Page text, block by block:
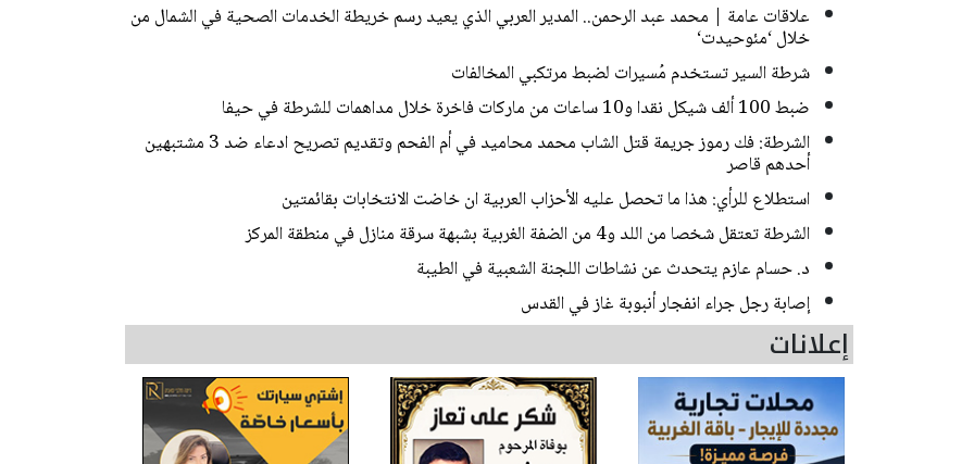
علاقات عامة | محمد عبد الرحمن.. المدير العربي الذي يعيد رسم خريطة الخدمات الصحية في الشمال من
خلال ‘مئوحيدت‘
شرطة السير تستخدم مُسيرات لضبط مرتكبي المخالفات
ضبط 100 ألف شيكل نقدا و10 ساعات من ماركات فاخرة خلال مداهمات للشرطة في حيفا
الشرطة: فك رموز جريمة قتل الشاب محمد محاميد في أم الفحم وتقديم تصريح ادعاء ضد 3 مشتبهين
أحدهم قاصر
استطلاع للرأي: هذا ما تحصل عليه الأحزاب العربية ان خاضت الانتخابات بقائمتين
الشرطة تعتقل شخصا من اللد و4 من الضفة الغربية بشبهة سرقة منازل في منطقة المركز
د. حسام عازم يتحدث عن نشاطات اللجنة الشعبية في الطيبة
إصابة رجل جراء انفجار أنبوبة غاز في القدس
إعلانات